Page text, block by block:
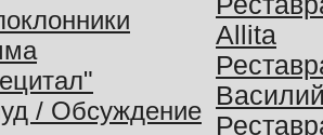
/ Обсуждение
Allita